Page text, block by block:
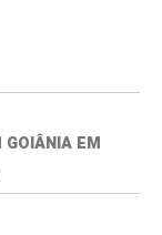
GOIÂNIA EM